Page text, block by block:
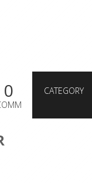
0 CATEGORY